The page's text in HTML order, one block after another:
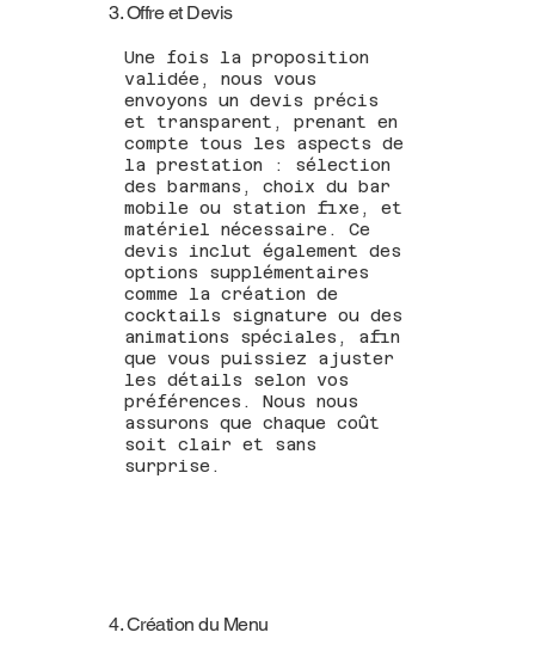
3. Offre et Devis
Une fois la proposition
validée, nous vous
envoyons un devis précis
et transparent, prenant en
compte tous les aspects de
la prestation : sélection
des barmans, choix du bar
mobile ou station fixe, et
matériel nécessaire. Ce
devis inclut également des
options supplémentaires
comme la création de
cocktails signature ou des
animations spéciales, afin
que vous puissiez ajuster
les détails selon vos
préférences. Nous nous
assurons que chaque coût
soit clair et sans
surprise.
4. Création du Menu